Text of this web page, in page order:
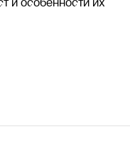
и особенности их